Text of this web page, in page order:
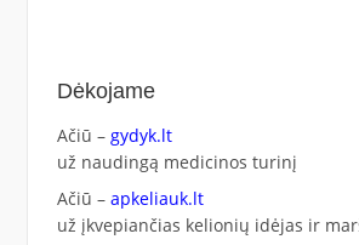
Dėkojame
Ačiū – gydyk.lt
už naudingą medicinos turinį
Ačiū – apkeliauk.lt
už įkvepiančias kelionių idėjas ir